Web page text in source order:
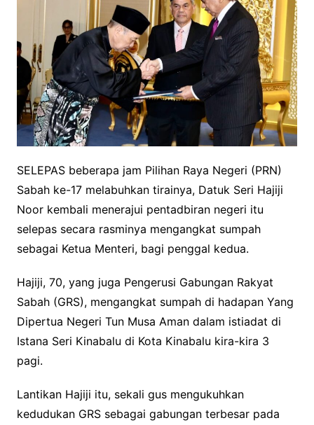
SELEPAS beberapa jam Pilihan Raya Negeri (PRN)
Sabah ke-17 melabuhkan tirainya, Datuk Seri Hajiji
Noor kembali menerajui pentadbiran negeri itu
selepas secara rasminya mengangkat sumpah
sebagai Ketua Menteri, bagi penggal kedua.
Hajiji, 70, yang juga Pengerusi Gabungan Rakyat
Sabah (GRS), mengangkat sumpah di hadapan Yang
Dipertua Negeri Tun Musa Aman dalam istiadat di
Istana Seri Kinabalu di Kota Kinabalu kira-kira 3
pagi.
Lantikan Hajiji itu, sekali gus mengukuhkan
kedudukan GRS sebagai gabungan terbesar pada